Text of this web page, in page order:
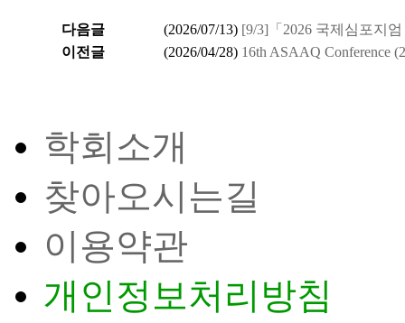
다음글 (2026/07/13) [9/3]「2026 국제심포지
이전글
(2026/04/28) 16th ASAAQ Conference
학회소개
찾아오시는길
이용약관
개인정보처리방침